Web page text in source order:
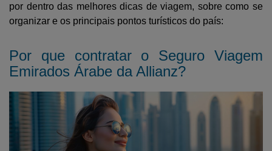
por dentro das melhores dicas de viagem, sobre como se
organizar e os principais pontos turísticos do país:
Por que contratar o Seguro Viagem
Emirados Árabe da Allianz?